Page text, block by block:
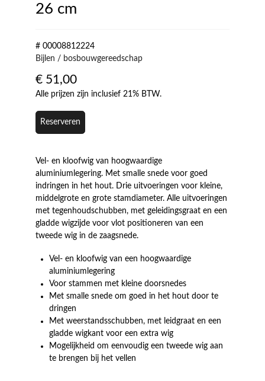
26 cm
# 00008812224
Bijlen / bosbouwgereedschap
€ 51,00
Alle prijzen zijn inclusief 21% BTW.
Reserveren
Vel- en kloofwig van hoogwaardige
aluminiumlegering. Met smalle snede voor goed
indringen in het hout. Drie uitvoeringen voor kleine,
middelgrote en grote stamdiameter. Alle uitvoeringen
met tegenhoudschubben, met geleidingsgraat en een
gladde wigzijde voor vlot positioneren van een
tweede wig in de zaagsnede.
Vel- en kloofwig van een hoogwaardige
aluminiumlegering
Voor stammen met kleine doorsnedes
Met smalle snede om goed in het hout door te
dringen
Met weerstandsschubben, met leidgraat en een
gladde wigkant voor een extra wig
Mogelijkheid om eenvoudig een tweede wig aan
te brengen bij het vellen